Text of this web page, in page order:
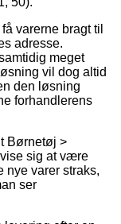
varerne bragt til
adresse.
meget
vil dog altid
den løsning
forhandlerens
Børnetøj >
sig at være
nye varer straks,
ser